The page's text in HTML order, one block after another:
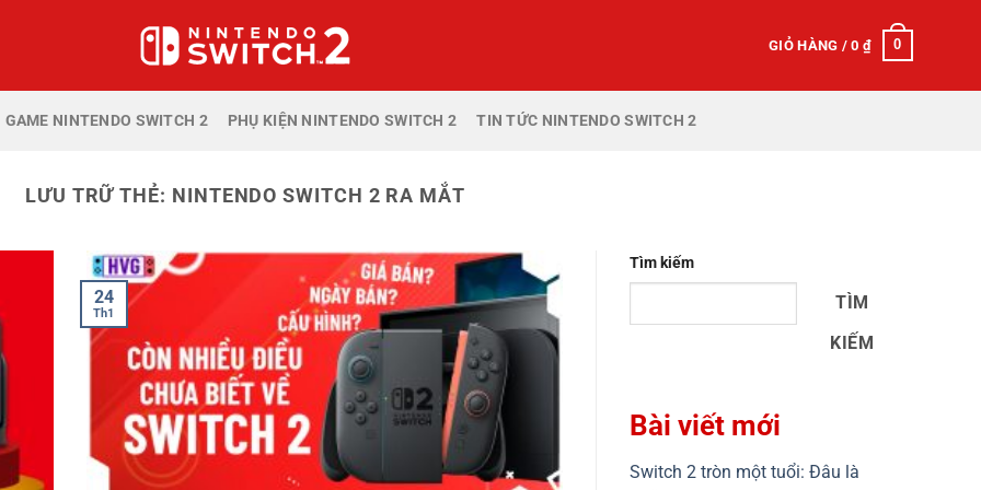
GIỎ HÀNG /0 ₫ 0
GAME NINTENDO SWITCH 2 PHỤ KIỆN NINTENDO SWITCH 2 TIN TỨC NINTENDO SWITCH 2
LƯU TRỮ THẺ: NINTENDO SWITCH 2 RA MẮT
24
Th1
Tìm kiếm
TÌM
KIẾM
Bài viết mới
Switch 2 tròn một tuổi: Đâu là